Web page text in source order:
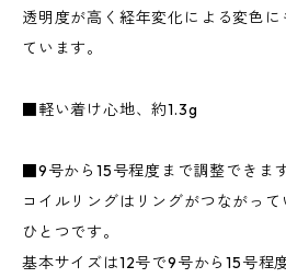
透明度が高く経年変化による変色
ています。
■軽い着け心地、約1.3g
■9号から15号程度まで調整できま
コイルリングはリングがつながっ
ひとつです。
基本サイズは12号で9号から15号程